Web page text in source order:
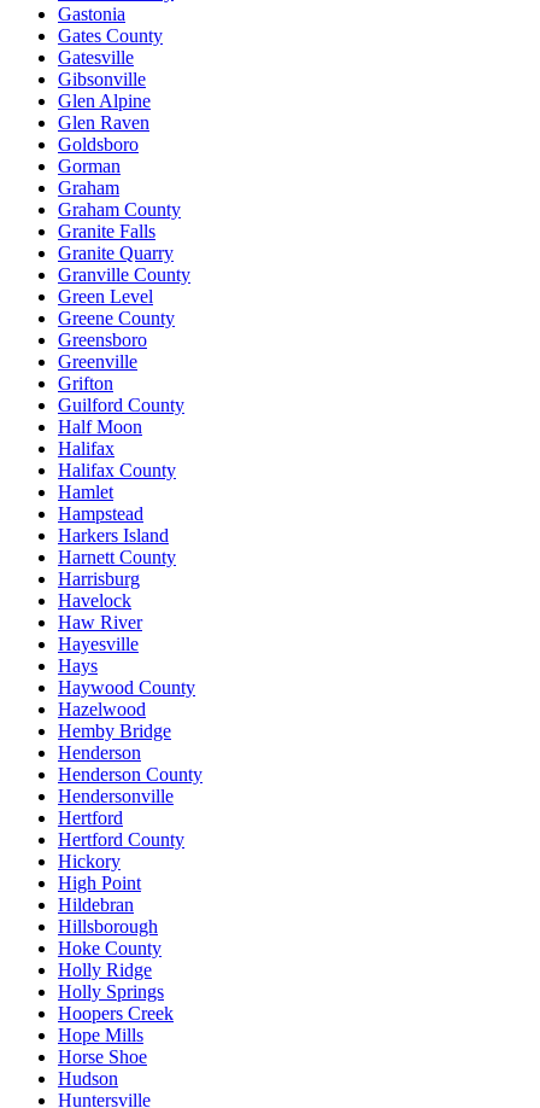
Gastonia
Gates County
Gatesville
Gibsonville
Glen Alpine
Glen Raven
Goldsboro
Gorman
Graham
Graham County
Granite Falls
Granite Quarry
Granville County
Green Level
Greene County
Greensboro
Greenville
Grifton
Guilford County
Half Moon
Halifax
Halifax County
Hamlet
Hampstead
Harkers Island
Harnett County
Harrisburg
Havelock
Haw River
Hayesville
Hays
Haywood County
Hazelwood
Hemby Bridge
Henderson
Henderson County
Hendersonville
Hertford
Hertford County
Hickory
High Point
Hildebran
Hillsborough
Hoke County
Holly Ridge
Holly Springs
Hoopers Creek
Hope Mills
Horse Shoe
Hudson
Huntersville